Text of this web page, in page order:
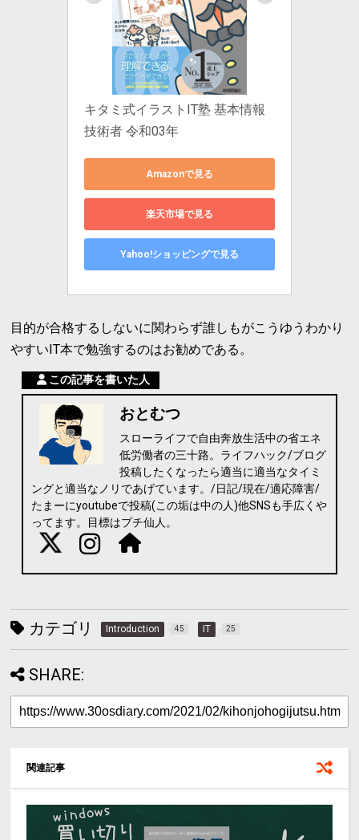
キタミ式イラストIT塾 基本情報
技術者 令和03年
Amazonで見る
楽天市場で見る
Yahoo!ショッピングで見る
目的が合格するしないに関わらず誰しもがこうゆうわかり
やすいIT本で勉強するのはお勧めである。
この記事を書いた人
おとむつ
スローライフで自由奔放生活中の省エネ
低労働者の三十路。ライフハック/ブログ
投稿したくなったら適当に適当なタイミ
ングと適当なノリであげています。/日記/現在/適応障害/
たまーにyoutubeで投稿(この垢は中の人)他SNSも手広くや
ってます。目標はプチ仙人。
カテゴリ Introduction 45 IT 25
SHARE:
関連記事